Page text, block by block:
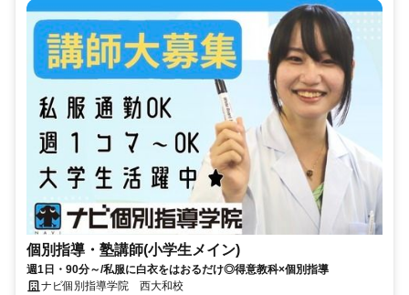
個別指導・塾講師(小学生メイン)
週1日・90分～/私服に白衣をはおるだけ◎得意教科×個別指導
ナビ個別指導学院 西大和校